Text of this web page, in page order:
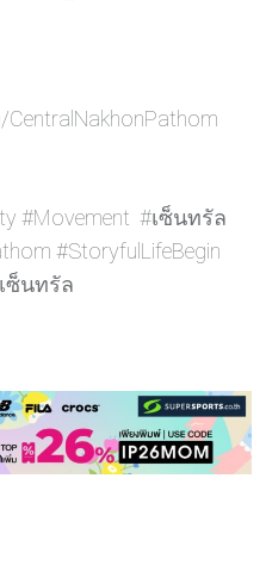
#Movement #เซ็นทรัล
#StoryfulLifeBegin
ซ็นทรัล